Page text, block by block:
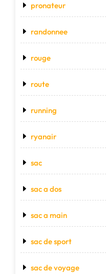
pronateur
randonnee
rouge
route
running
ryanair
sac
sac a dos
sac a main
sac de sport
sac de voyage